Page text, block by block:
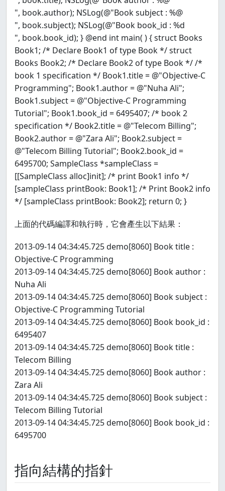
", book.author); NSLog(@"Book subject : %@
", book.subject); NSLog(@"Book book_id : %d
", book.book_id); } @end int main( ) { struct Books
Book1; /* Declare Book1 of type Book */ struct
Books Book2; /* Declare Book2 of type Book */ /*
book 1 specification */ Book1.title = @"Objective-C
Programming"; Book1.author = @"Nuha Ali";
Book1.subject = @"Objective-C Programming
Tutorial"; Book1.book_id = 6495407; /* book 2
specification */ Book2.title = @"Telecom Billing";
Book2.author = @"Zara Ali"; Book2.subject =
@"Telecom Billing Tutorial"; Book2.book_id =
6495700; SampleClass *sampleClass =
[[SampleClass alloc]init]; /* print Book1 info */
[sampleClass printBook: Book1]; /* Print Book2 info
*/ [sampleClass printBook: Book2]; return 0; }
上面的代碼編譯和執行時，它會產生以下結果：
2013-09-14 04:34:45.725 demo[8060] Book title :
Objective-C Programming
2013-09-14 04:34:45.725 demo[8060] Book author :
Nuha Ali
2013-09-14 04:34:45.725 demo[8060] Book subject :
Objective-C Programming Tutorial
2013-09-14 04:34:45.725 demo[8060] Book book_id :
6495407
2013-09-14 04:34:45.725 demo[8060] Book title :
Telecom Billing
2013-09-14 04:34:45.725 demo[8060] Book author :
Zara Ali
2013-09-14 04:34:45.725 demo[8060] Book subject :
Telecom Billing Tutorial
2013-09-14 04:34:45.725 demo[8060] Book book_id :
6495700
指向結構的指針